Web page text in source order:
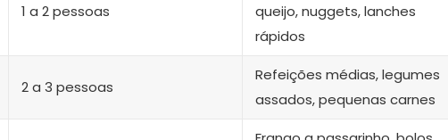
1 a 2 pessoas
queijo, nuggets, lanches
rápidos
2 a 3 pessoas
Refeições médias, legumes
assados, pequenas carnes